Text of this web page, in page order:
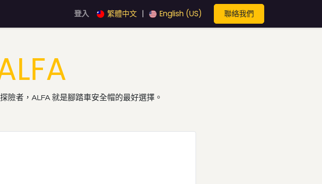
登入 繁體中文 English (US) 聯絡我們
險者，ALFA 就是腳踏車安全帽的最好選擇。